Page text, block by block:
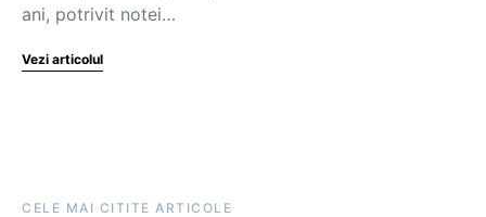
ani, potrivit notei…
Vezi articolul
CELE MAI CITITE ARTICOLE